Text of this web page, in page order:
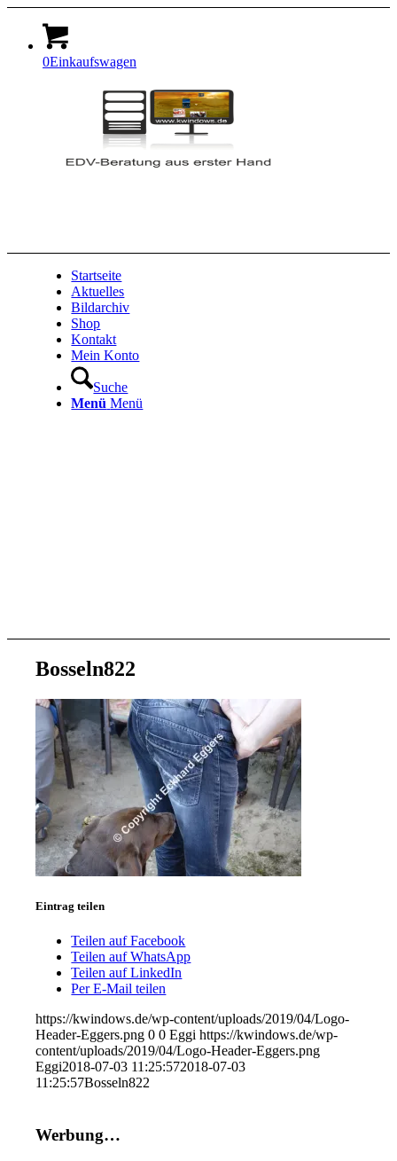
0Einkaufswagen
Startseite
Aktuelles
Bildarchiv
Shop
Kontakt
Mein Konto
Suche
Menü Menü
Bosseln822
Eintrag teilen
Teilen auf Facebook
Teilen auf WhatsApp
Teilen auf LinkedIn
Per E-Mail teilen
https://kwindows.de/wp-content/uploads/2019/04/Logo-
Header-Eggers.png 0 0 Eggi https://kwindows.de/wp-
content/uploads/2019/04/Logo-Header-Eggers.png
Eggi2018-07-03 11:25:572018-07-03
11:25:57Bosseln822
Werbung…